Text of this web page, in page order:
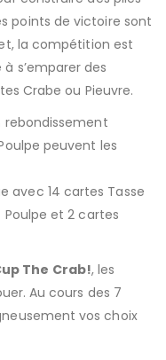
points de victoire sont
la compétition est
s’emparer des
Crabe ou Pieuvre.
rebondissement
peuvent les
avec 14 cartes Tasse
et 2 cartes
The Crab!, les
Au cours des 7
vos choix